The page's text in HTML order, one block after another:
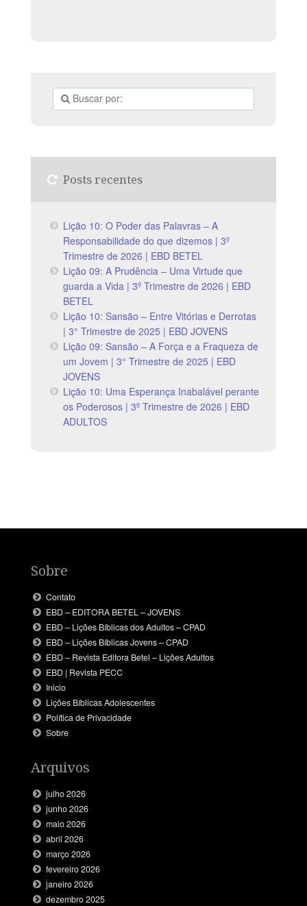
Posts recentes
Lição 10: O Poder das Palavras – A
Responsabilidade do que dizemos | 3º
Trimestre de 2026 | EBD BETEL
Lição 09: A Prudência – Uma Virtude que
guarda a Vida | 3º Trimestre de 2026 | EBD
BETEL
Lição 10: Sansão – Entre Vitórias e Derrotas
| 3° Trimestre de 2025 | EBD JOVENS
Lição 09: Sansão – A Força e a Fraqueza de
um Jovem | 3° Trimestre de 2025 | EBD
JOVENS
Lição 10: Uma Esperança Inabalável perante
os Poderosos | 3º Trimestre de 2026 | EBD
ADULTOS
Sobre
Contato
EBD – EDITORA BETEL – JOVENS
EBD – Lições Bíblicas dos Adultos – CPAD
EBD – Lições Bíblicas Jovens – CPAD
EBD – Revista Editora Betel – Lições Adultos
EBD | Revista PECC
Inicio
Lições Bíblicas Adolescentes
Política de Privacidade
Sobre
Arquivos
julho 2026
junho 2026
maio 2026
abril 2026
março 2026
fevereiro 2026
janeiro 2026
dezembro 2025